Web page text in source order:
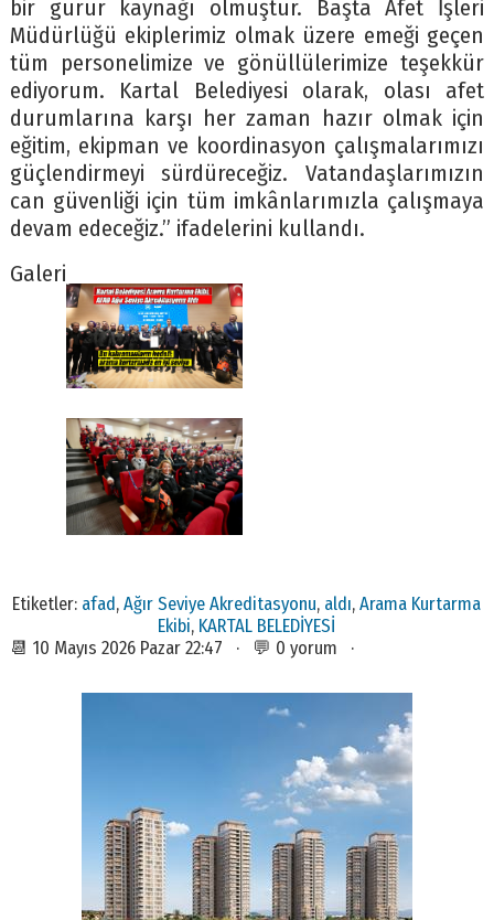
bir gurur kaynağı olmuştur. Başta Afet İşleri
Müdürlüğü ekiplerimiz olmak üzere emeği geçen
tüm personelimize ve gönüllülerimize teşekkür
ediyorum. Kartal Belediyesi olarak, olası afet
durumlarına karşı her zaman hazır olmak için
eğitim, ekipman ve koordinasyon çalışmalarımızı
güçlendirmeyi sürdüreceğiz. Vatandaşlarımızın
can güvenliği için tüm imkânlarımızla çalışmaya
devam edeceğiz.” ifadelerini kullandı.
Galeri
Etiketler: afad,Ağır Seviye Akreditasyonu, aldı,Arama Kurtarma
Ekibi, KARTAL BELEDİYESİ
📆 10 Mayıs 2026 Pazar 22:47 · 💬 0 yorum ·